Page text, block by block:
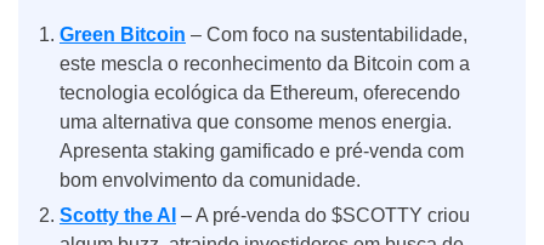
Green Bitcoin – Com foco na sustentabilidade,
este mescla o reconhecimento da Bitcoin com a
tecnologia ecológica da Ethereum, oferecendo
uma alternativa que consome menos energia.
Apresenta staking gamificado e pré-venda com
bom envolvimento da comunidade.
Scotty the AI – A pré-venda do $SCOTTY criou